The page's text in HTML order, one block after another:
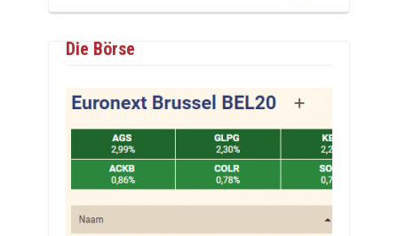
Die Börse